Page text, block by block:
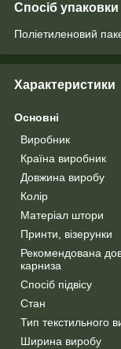
Спосіб упаковки
Поліетиленовий
Характеристики
Основні
Виробник
Країна виробник
Довжина виробу
Колір
Матеріал штори
Принти, візерунки
Рекомендована
карниза
Спосіб підвісу
Стан
Тип текстильного
Ширина виробу